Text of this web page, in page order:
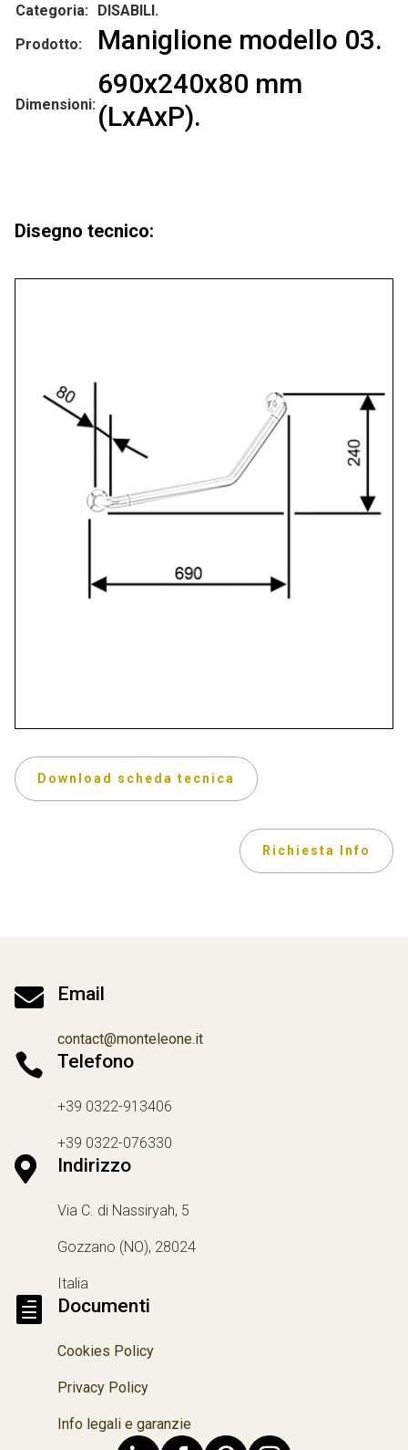
Categoria:
DISABILI.
Prodotto:
Maniglione modello 03.
Dimensioni:
690x240x80 mm
(LxAxP).
Disegno tecnico:
Download scheda tecnica
Richiesta Info
 Email
contact@monteleone.it
 Telefono
+39 0322-913406
+39 0322-076330
 Indirizzo
Via C. di Nassiryah, 5
Gozzano (NO), 28024
Italia
 Documenti
Cookies Policy
Privacy Policy
Info legali e garanzie